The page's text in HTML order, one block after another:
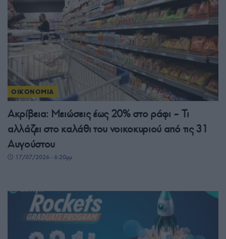
ΟΙΚΟΝΟΜΙΑ
Ακρίβεια: Μειώσεις έως 20% στο ράφι – Τι
αλλάζει στο καλάθι του νοικοκυριού από τις 31
Αυγούστου
17/07/2026 - 6:20μμ